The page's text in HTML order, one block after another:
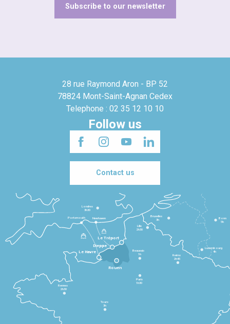
Subscribe to our newsletter
28 rue Raymond Aron - BP 52
78824 Mont-Saint-Agnan Cedex
Telephone : 02 35 12 10 10
Follow us
Contact us
Le Havre
Dieppe
Le Tréport
Rennes
2h30
Tours
3h
Paris
1h30
Beauvais
1h
Reims
2h45
Lille
2h30
Bruxelles
3h
Londres
3h30
Newhaven
Portsmouth
Bonn
5h
Luxembourg
4h
Rouen